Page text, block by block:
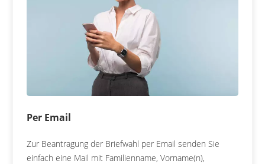
Per Email
Zur Beantragung der Briefwahl per Email senden Sie
einfach eine Mail mit Familienname, Vorname(n),